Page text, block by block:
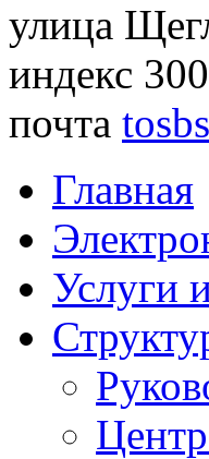
улица
индекс
почта
Главная
Услуги